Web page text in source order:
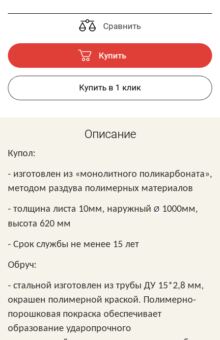
Сравнить
Купить
Купить в 1 клик
Описание
Купол:
- изготовлен из «монолитного поликарбоната»,
методом раздува полимерных материалов
- толщина листа 10мм, наружный Ø 1000мм,
высота 620 мм
- Срок службы не менее 15 лет
Обруч:
- стальной изготовлен из трубы ДУ 15*2,8 мм,
окрашен полимерной краской. Полимерно-
порошковая покраска обеспечивает
образование ударопрочного